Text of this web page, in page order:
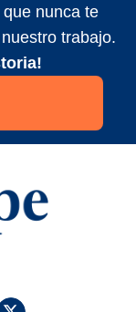
nunca te
trabajo.